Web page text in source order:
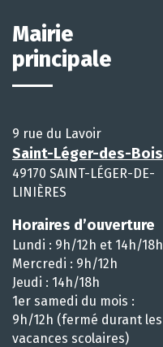
Mairie
principale
9 rue du Lavoir
Saint-Léger-des-Bois
49170 SAINT-LÉGER-DE-
LINIÈRES
Horaires d’ouverture
Lundi : 9h/12h et 14h/18h
Mercredi : 9h/12h
Jeudi : 14h/18h
1er samedi du mois :
9h/12h (fermé durant les
vacances scolaires)